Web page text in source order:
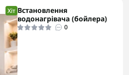
Хіт Встановлення
водонагрівача (бойлера)
0